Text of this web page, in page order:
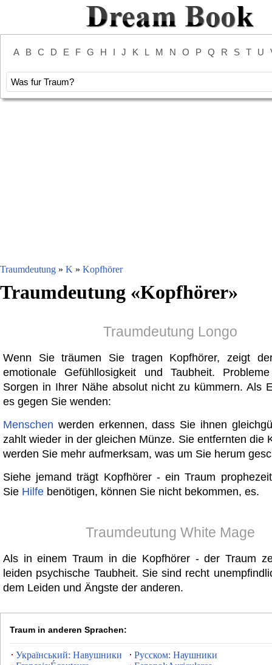
A B C D E F G H I J K L M N O P Q R S T U
Traumdeutung » K » Kopfhörer
Traumdeutung «Kopfhörer»
Traumdeutung Longo
Wenn Sie träumen Sie tragen Kopfhörer, zeigt
emotionale Gefühllosigkeit und Taubheit.
Sorgen in Ihrer Nähe absolut nicht zu kümmern. Als
es gegen Sie wenden:
Menschen werden erkennen, dass Sie ihnen
zahlt wieder in der gleichen Münze. Sie entfernten die
werden Sie mehr aufmerksam, was um Sie herum
Siehe jemand trägt Kopfhörer - ein Traum
Sie Hilfe benötigen, können Sie nicht bekommen, es.
Traumdeutung White Mage
Als in einem Traum in die Kopfhörer - der Traum
leiden psychische Taubheit. Sie sind recht
dem Leiden und Ängste der anderen.
Traum in anderen Sprachen:
Український: Навушники
Русском: Наушники